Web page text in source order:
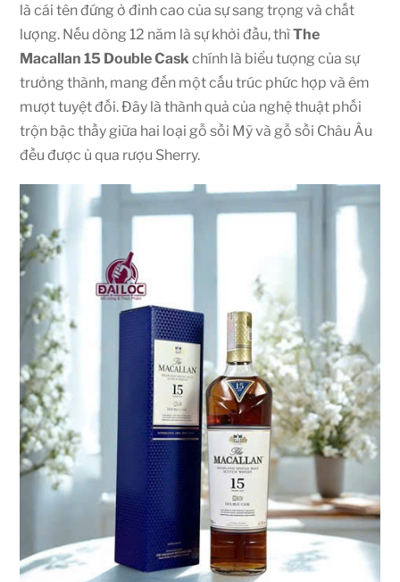
là cái tên đứng ở đỉnh cao của sự sang trọng và chất
lượng. Nếu dòng 12 năm là sự khởi đầu, thìThe
Macallan 15 Double Cask chính là biểu tượng của sự
trưởng thành, mang đến một cấu trúc phức hợp và êm
mượt tuyệt đối.Đây là thành quả của nghệ thuật phối
trộn bậc thầy giữa hai loại gỗ sồi Mỹ và gỗ sồi Châu Âu
đều được ủ qua rượu Sherry.